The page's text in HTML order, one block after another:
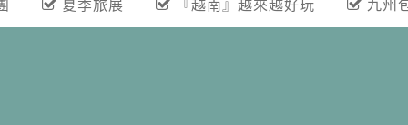
夏季旅展 『越南』越來越好玩 九州